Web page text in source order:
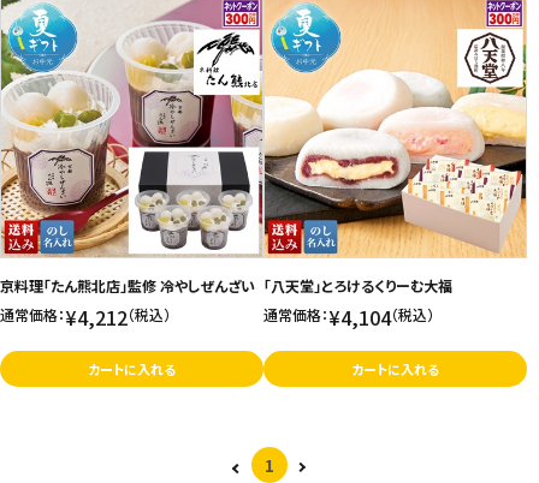
京料理「たん熊北店」監修 冷やしぜんざい
通常価格：¥4,212（税込）
カートに入れる
「八天堂」とろけるくりーむ大福
通常価格：¥4,104（税込）
カートに入れる
1